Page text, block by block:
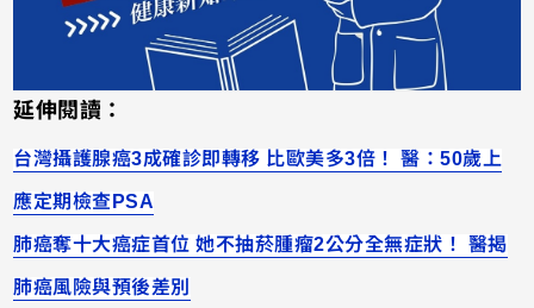
延伸閱讀：
台灣攝護腺癌3成確診即轉移 比歐美多3倍！ 醫：50歲上
應定期檢查PSA
肺癌奪十大癌症首位 她不抽菸腫瘤2公分全無症狀！ 醫揭
肺癌風險與預後差別